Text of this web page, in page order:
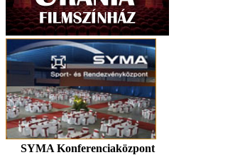
SYMA Konferenciaközpont